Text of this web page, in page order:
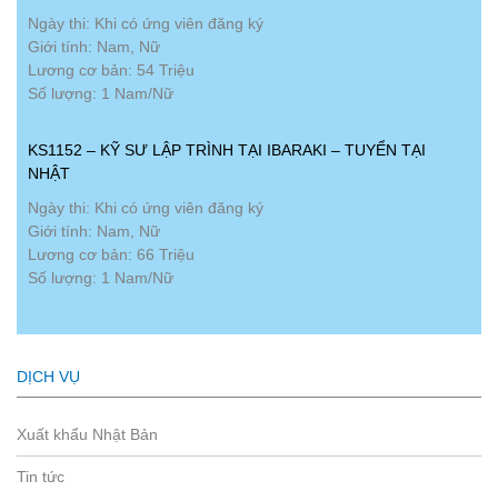
Ngày thi: Khi có ứng viên đăng ký
Giới tính: Nam, Nữ
Lương cơ bản: 54 Triệu
Số lượng: 1 Nam/Nữ
KS1152 – KỸ SƯ LẬP TRÌNH TẠI IBARAKI – TUYỂN TẠI
NHẬT
Ngày thi: Khi có ứng viên đăng ký
Giới tính: Nam, Nữ
Lương cơ bản: 66 Triệu
Số lượng: 1 Nam/Nữ
DỊCH VỤ
Xuất khẩu Nhật Bản
Tin tức